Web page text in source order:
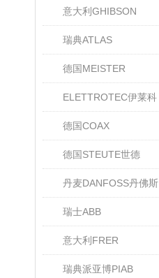
意大利GHIBSON
瑞典ATLAS
德国MEISTER
ELETTROTEC伊莱科
德国COAX
德国STEUTE世德
丹麦DANFOSS丹佛斯
瑞士ABB
意大利FRER
瑞典派亚博PIAB